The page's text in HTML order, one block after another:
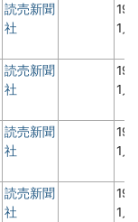
読売新聞
社
1
読売新聞
社
1
読売新聞
社
1
読売新聞
社
1